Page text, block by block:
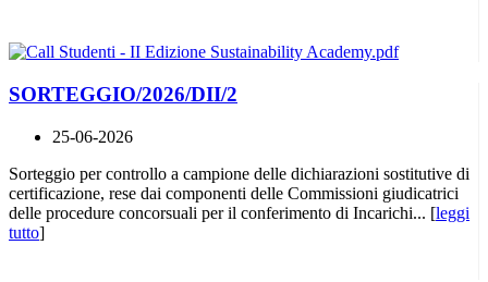
SORTEGGIO/2026/DII/2
25-06-2026
Sorteggio per controllo a campione delle dichiarazioni sostitutive di
certificazione, rese dai componenti delle Commissioni giudicatrici
delle procedure concorsuali per il conferimento di Incarichi... [leggi
tutto]